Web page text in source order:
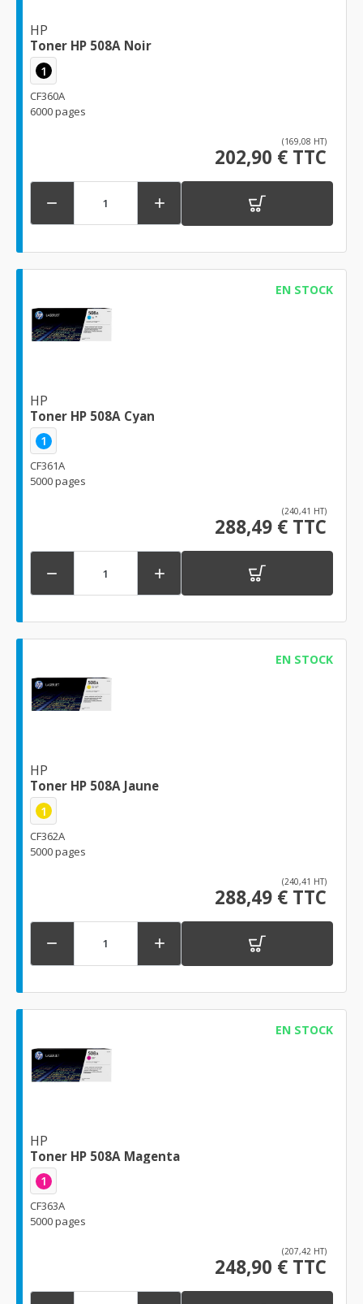
HP
Toner HP 508A Noir
1
CF360A
6000 pages
(169,08 HT)
202,90 € TTC
 
EN STOCK
HP
Toner HP 508A Cyan
1
CF361A
5000 pages
(240,41 HT)
288,49 € TTC
 
EN STOCK
HP
Toner HP 508A Jaune
1
CF362A
5000 pages
(240,41 HT)
288,49 € TTC
 
EN STOCK
HP
Toner HP 508A Magenta
1
CF363A
5000 pages
(207,42 HT)
248,90 € TTC